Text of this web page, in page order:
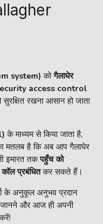
system) कोगैलाघेर
access control
रखना आसान हो जाता
के माध्यम से किया जाता है,
मतलब है कि अब आप गैलाघेर
इमारत तकपहुँच को
प्रबंधितकर सकते हैं।
के अनुकूल अनुभव प्रदान
जानने और आज ही अपनी